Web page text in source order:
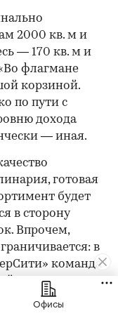
2000 кв. м и
— 170 кв. м и
флагмане
корзиной.
по пути с
дохода
— иная.
готовая
будет
в сторону
Впрочем,
в
команда
магазин
Офисы